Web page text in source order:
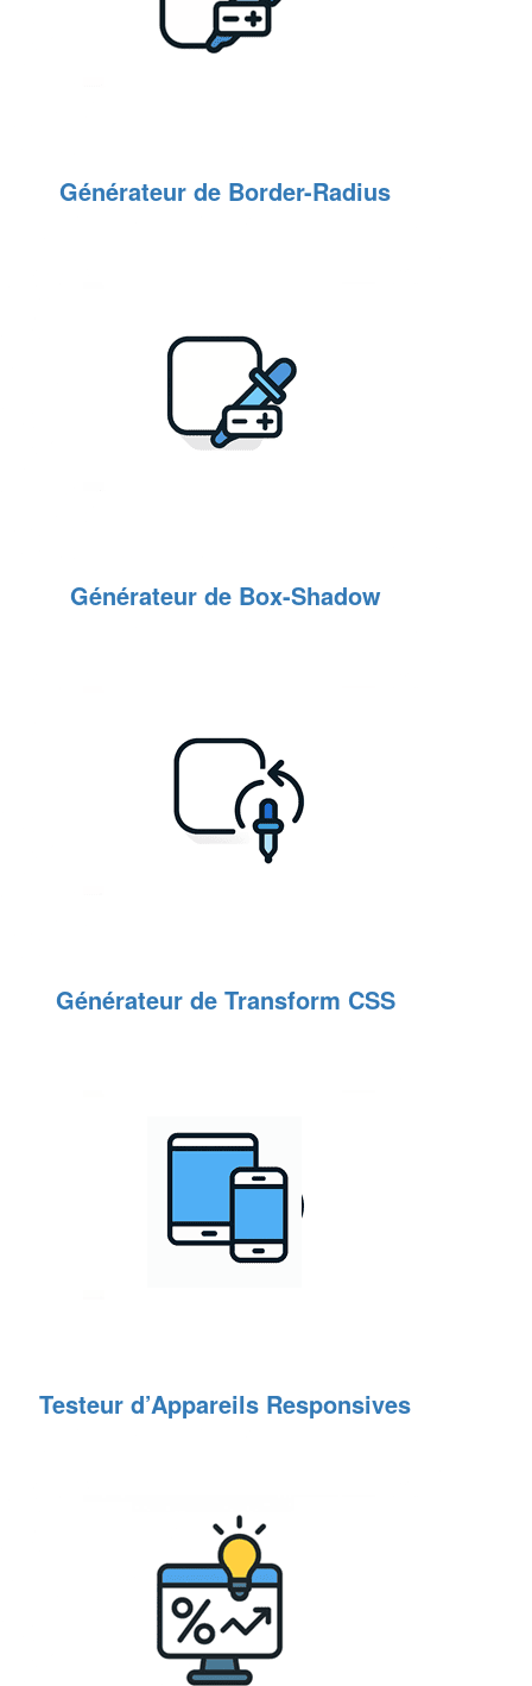
Générateur de Border-Radius
Générateur de Box-Shadow
Générateur de Transform CSS
Testeur d’Appareils Responsives